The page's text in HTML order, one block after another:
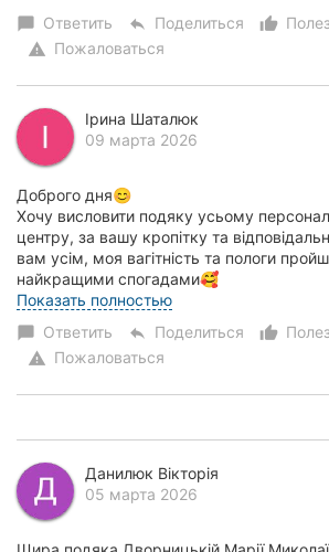
chat_bubble Ответить reply Поделиться
warning Пожаловаться
Ірина Шаталюк
09 марта 2026
Доброго дня😊
Хочу висловити подяку усьому
центру, за вашу кропітку та
вам усім, моя вагітність та пологи
найкращими спогадами🥰
Не дивлячись на такий важкий для всіх
Показать полностью
chat_bubble Ответить reply Поделиться
warning Пожаловаться
Данилюк Вікторія
05 марта 2026